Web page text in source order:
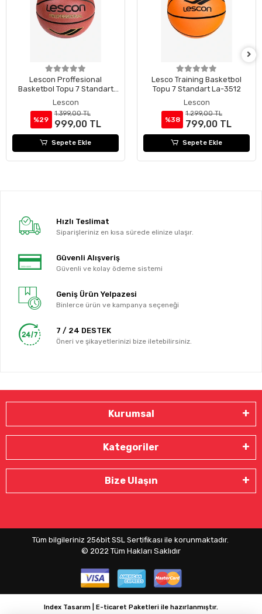
Lescon Proffesional
Basketbol Topu 7 Standart
La-3514
Lescon
%29
1.399,00 TL
999,00 TL
Sepete Ekle
Lesco Training Basketbol
Topu 7 Standart La-3512
Lescon
%38
1.299,00 TL
799,00 TL
Sepete Ekle
Hızlı Teslimat
Siparişleriniz en kısa sürede elinize ulaşır.
Güvenli Alışveriş
Güvenli ve kolay ödeme sistemi
Geniş Ürün Yelpazesi
Binlerce ürün ve kampanya seçeneği
7 / 24 DESTEK
Öneri ve şikayetlerinizi bize iletebilirsiniz.
Kurumsal
Kategoriler
Bize Ulaşın
Tüm bilgileriniz 256bit SSL Sertifikası ile korunmaktadır.
© 2022 Tüm Hakları Saklıdır
Index Tasarım | E-ticaret Paketleri ile hazırlanmıştır.